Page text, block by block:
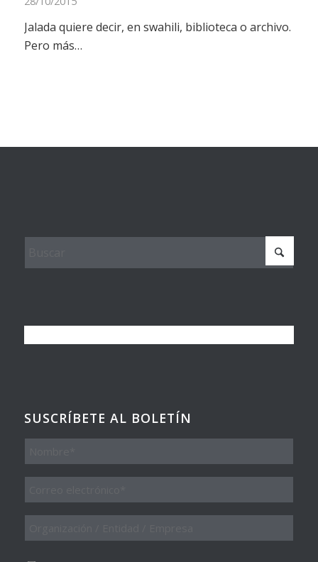
Jalada quiere decir, en swahili, biblioteca o archivo.
Pero más…
SUSCRÍBETE AL BOLETÍN
Nombre
Entidad
Consentimiento